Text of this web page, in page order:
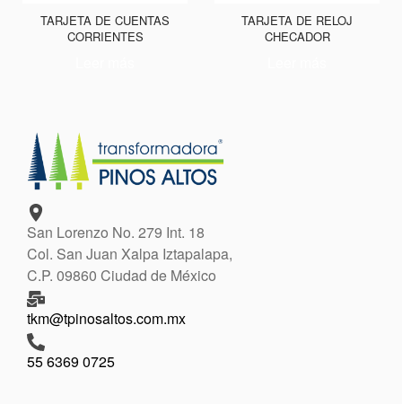
TARJETA DE CUENTAS
CORRIENTES
TARJETA DE RELOJ
CHECADOR
San Lorenzo No. 279 Int. 18
Col. San Juan Xalpa Iztapalapa,
C.P. 09860 Ciudad de México
tkm@tpinosaltos.com.mx
55 6369 0725